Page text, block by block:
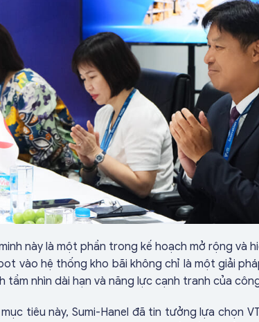
này là một phần trong kế hoạch mở rộng và
vào hệ thống kho bãi không chỉ là một giải
tầm nhìn dài hạn và năng lực cạnh tranh của
tiêu này, Sumi-Hanel đã tin tưởng lựa chọn